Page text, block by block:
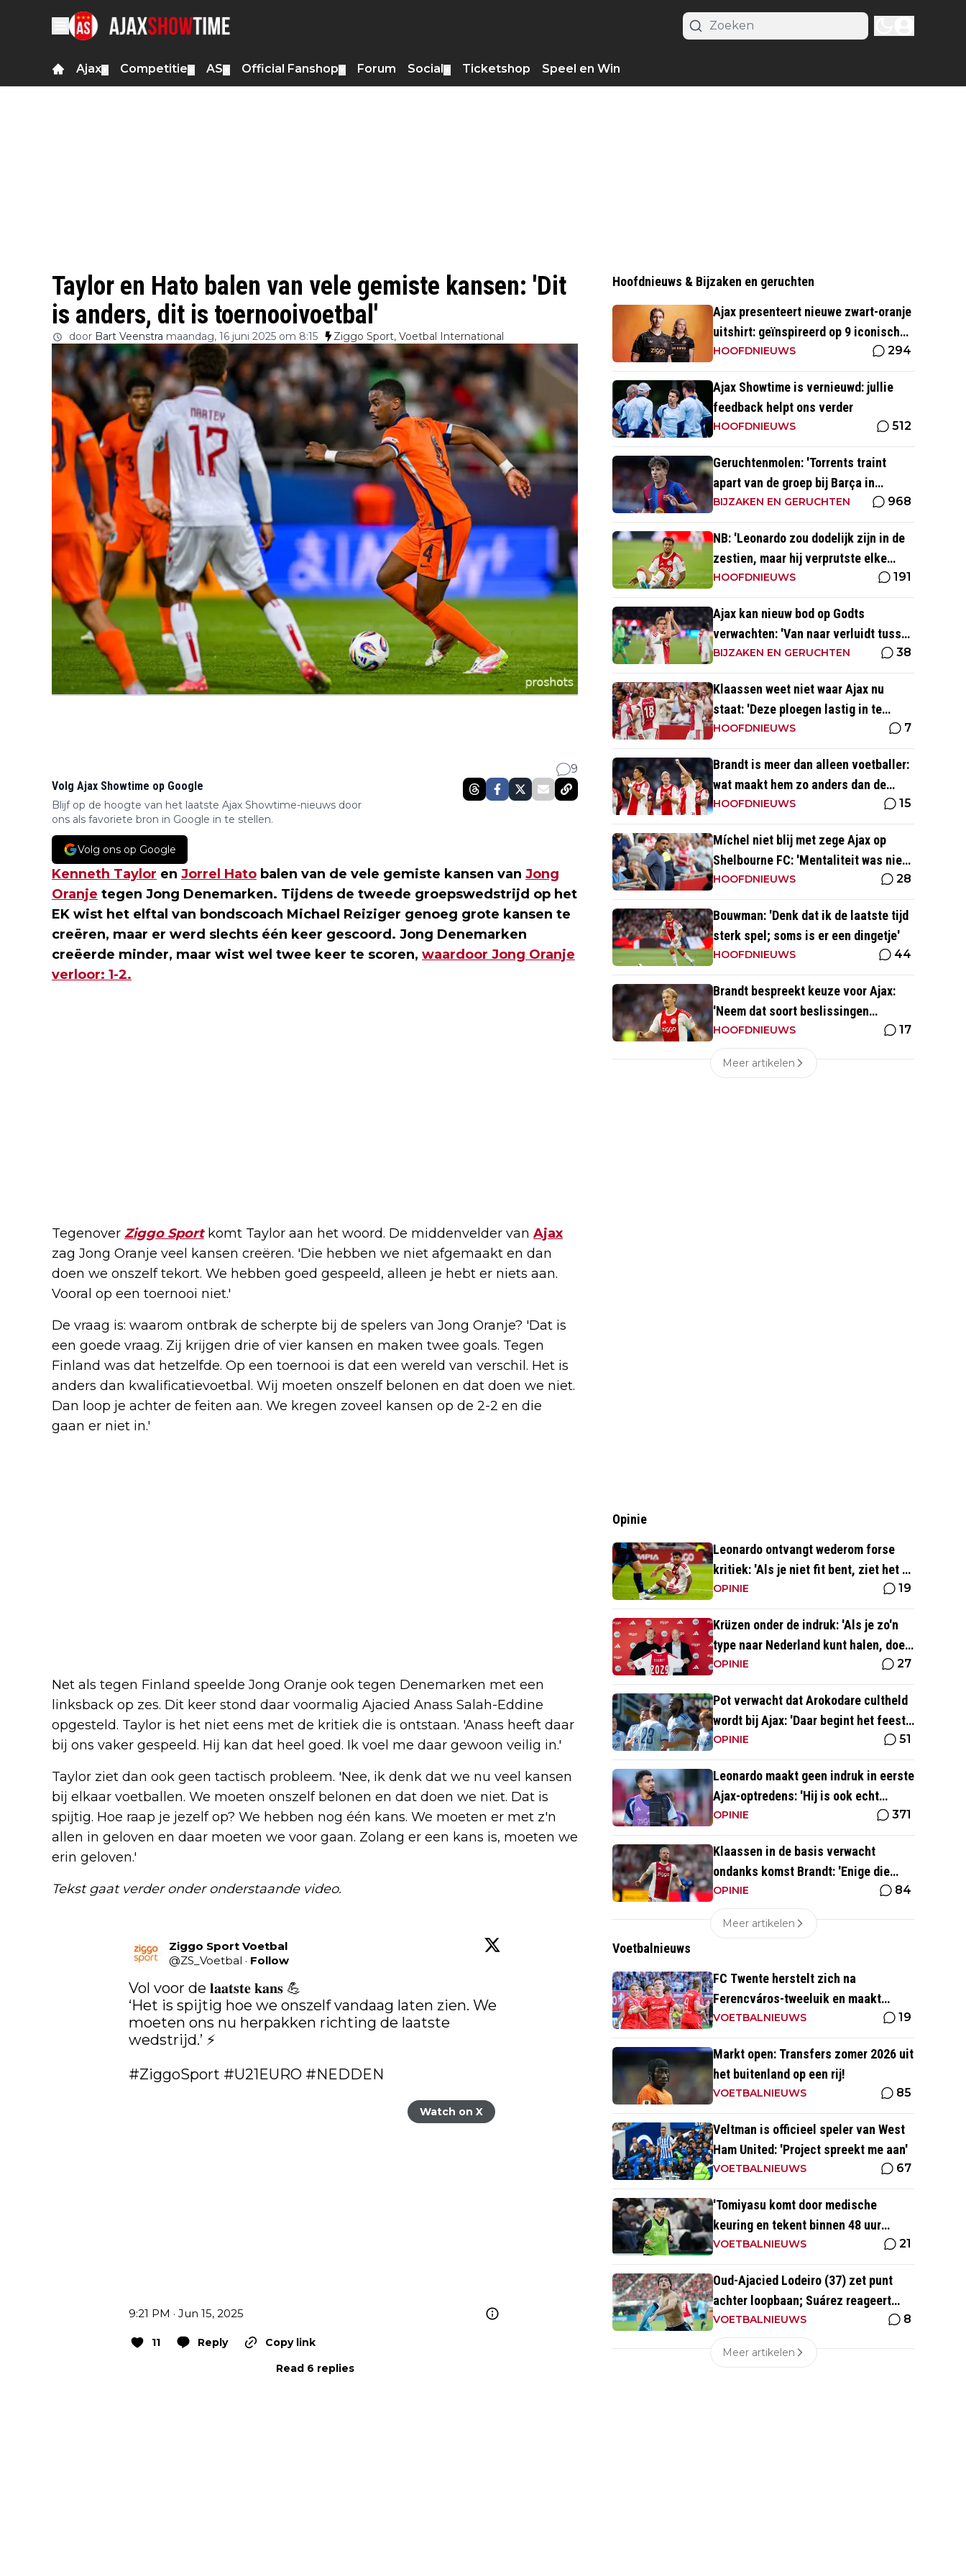
Ajax Competitie AS Official Fanshop Forum Social Ticketshop Speel en Win
Taylor en Hato balen van vele gemiste kansen: 'Dit
is anders, dit is toernooivoetbal'
door Bart Veenstra maandag, 16 juni 2025 om 8:15 Ziggo Sport, Voetbal International
9
Volg Ajax Showtime op Google
Blijf op de hoogte van het laatste Ajax Showtime-nieuws door
ons als favoriete bron in Google in te stellen.
Volg ons op Google
Kenneth Taylor en Jorrel Hato balen van de vele gemiste kansen van Jong
Oranje tegen Jong Denemarken. Tijdens de tweede groepswedstrijd op het
EK wist het elftal van bondscoach Michael Reiziger genoeg grote kansen te
creëren, maar er werd slechts één keer gescoord. Jong Denemarken
creëerde minder, maar wist wel twee keer te scoren, waardoor Jong Oranje
verloor: 1-2.
Tegenover Ziggo Sportkomt Taylor aan het woord. De middenvelder van Ajax
zag Jong Oranje veel kansen creëren. 'Die hebben we niet afgemaakt en dan
doen we onszelf tekort. We hebben goed gespeeld, alleen je hebt er niets aan.
Vooral op een toernooi niet.'
De vraag is: waarom ontbrak de scherpte bij de spelers van Jong Oranje? 'Dat is
een goede vraag. Zij krijgen drie of vier kansen en maken twee goals. Tegen
Finland was dat hetzelfde. Op een toernooi is dat een wereld van verschil. Het is
anders dan kwalificatievoetbal. Wij moeten onszelf belonen en dat doen we niet.
Dan loop je achter de feiten aan. We kregen zoveel kansen op de 2-2 en die
gaan er niet in.'
Net als tegen Finland speelde Jong Oranje ook tegen Denemarken met een
linksback op zes. Dit keer stond daar voormalig Ajacied Anass Salah-Eddine
opgesteld. Taylor is het niet eens met de kritiek die is ontstaan. 'Anass heeft daar
bij ons vaker gespeeld. Hij kan dat heel goed. Ik voel me daar gewoon veilig in.'
Taylor ziet dan ook geen tactisch probleem. 'Nee, ik denk dat we nu veel kansen
bij elkaar voetballen. We moeten onszelf belonen en dat doen we niet. Dat is
spijtig. Hoe raap je jezelf op? We hebben nog één kans. We moeten er met z'n
allen in geloven en daar moeten we voor gaan. Zolang er een kans is, moeten we
erin geloven.'
Tekst gaat verder onder onderstaande video.
Ziggo Sport Voetbal
@ZS_Voetbal · Follow
Vol voor de 𝐥𝐚𝐚𝐭𝐬𝐭𝐞 𝐤𝐚𝐧𝐬 💪
‘Het is spijtig hoe we onszelf vandaag laten zien. We
moeten ons nu herpakken richting de laatste
wedstrijd.’ ⚡️
#ZiggoSport #U21EURO #NEDDEN
Watch on X
9:21 PM · Jun 15, 2025
11 Reply
Copy link
Read 6 replies
Hoofdnieuws & Bijzaken en geruchten
Ajax presenteert nieuwe zwart-oranje
uitshirt: geïnspireerd op 9 iconische
momenten uit clubhistorie
HOOFDNIEUWS 294
Ajax Showtime is vernieuwd: jullie
feedback helpt ons verder
HOOFDNIEUWS 512
Geruchtenmolen: 'Torrents traint
apart van de groep bij Barça in
verband met mogelijke transfer'
BIJZAKEN EN GERUCHTEN 968
NB: 'Leonardo zou dodelijk zijn in de
zestien, maar hij verprutste elke
kans'
HOOFDNIEUWS 191
Ajax kan nieuw bod op Godts
verwachten: 'Van naar verluidt tussen
de 50 en 55 miljoen euro'
BIJZAKEN EN GERUCHTEN 38
Klaassen weet niet waar Ajax nu
staat: 'Deze ploegen lastig in te
schatten ten opzichte van Eredivisie'
HOOFDNIEUWS 7
Brandt is meer dan alleen voetballer:
wat maakt hem zo anders dan de
'gemiddelde' voetballer?
HOOFDNIEUWS 15
Míchel niet blij met zege Ajax op
Shelbourne FC: 'Mentaliteit was niet
goed genoeg in de slotfase'
HOOFDNIEUWS 28
Bouwman: 'Denk dat ik de laatste tijd
sterk spel; soms is er een dingetje'
HOOFDNIEUWS 44
Brandt bespreekt keuze voor Ajax:
'Neem dat soort beslissingen
eigenlijk niet met mijn hoofd'
HOOFDNIEUWS 17
Meer artikelen
Opinie
Leonardo ontvangt wederom forse
kritiek: 'Als je niet fit bent, ziet het er
best wel slecht uit'
OPINIE 19
Krüzen onder de indruk: 'Als je zo'n
type naar Nederland kunt halen, doe
je iets goed'
OPINIE 27
Pot verwacht dat Arokodare cultheld
wordt bij Ajax: 'Daar begint het feest
eigenlijk al'
OPINIE 51
Leonardo maakt geen indruk in eerste
Ajax-optredens: 'Hij is ook echt
langzaam'
OPINIE 371
Klaassen in de basis verwacht
ondanks komst Brandt: 'Enige die
daar goed kan spelen'
OPINIE 84
Meer artikelen
Voetbalnieuws
FC Twente herstelt zich na
Ferencváros-tweeluik en maakt
gehakt van Slowaakse opponent
VOETBALNIEUWS 19
Markt open: Transfers zomer 2026 uit
het buitenland op een rij!
VOETBALNIEUWS 85
Veltman is officieel speler van West
Ham United: 'Project spreekt me aan'
VOETBALNIEUWS 67
'Tomiyasu komt door medische
keuring en tekent binnen 48 uur
contract bij nieuwe club'
VOETBALNIEUWS 21
Oud-Ajacied Lodeiro (37) zet punt
achter loopbaan; Suárez reageert
emotioneel
VOETBALNIEUWS 8
Meer artikelen